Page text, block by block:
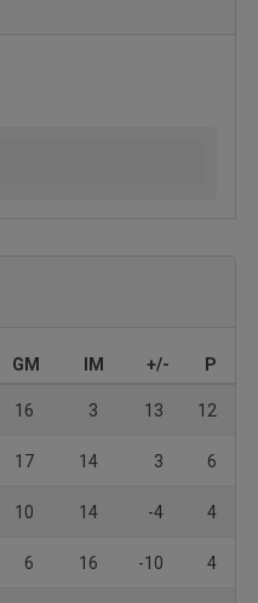
GM IM +/- P
16 3 13 12
17 14 3 6
10 14 -4 4
6 16 -10 4